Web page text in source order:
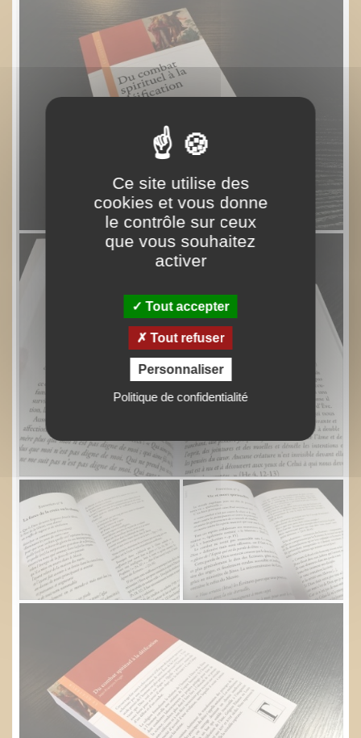
Ce site utilise des
cookies et vous donne
le contrôle sur ceux
que vous souhaitez
activer
Tout accepter
Tout refuser
Personnaliser
Politique de confidentialité